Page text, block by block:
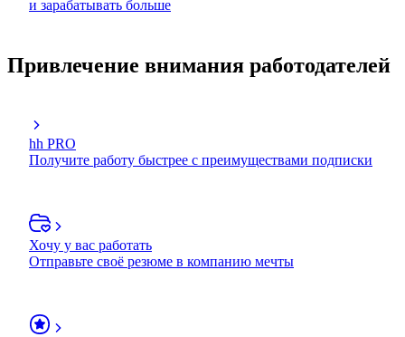
и зарабатывать больше
Привлечение внимания работодателей
hh PRO
Получите работу быстрее с преимуществами подписки
Хочу у вас работать
Отправьте своё резюме в компанию мечты